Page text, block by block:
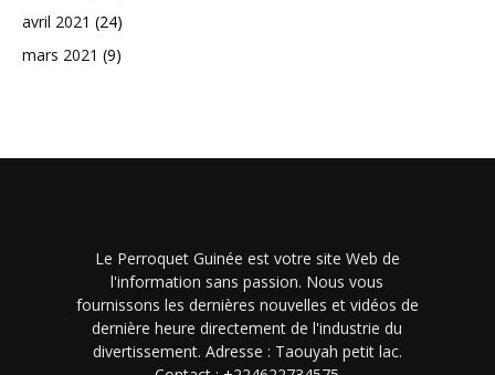
avril 2021 (24)
mars 2021 (9)
Le Perroquet Guinée est votre site Web de
l'information sans passion. Nous vous
fournissons les dernières nouvelles et vidéos de
dernière heure directement de l'industrie du
divertissement. Adresse : Taouyah petit lac.